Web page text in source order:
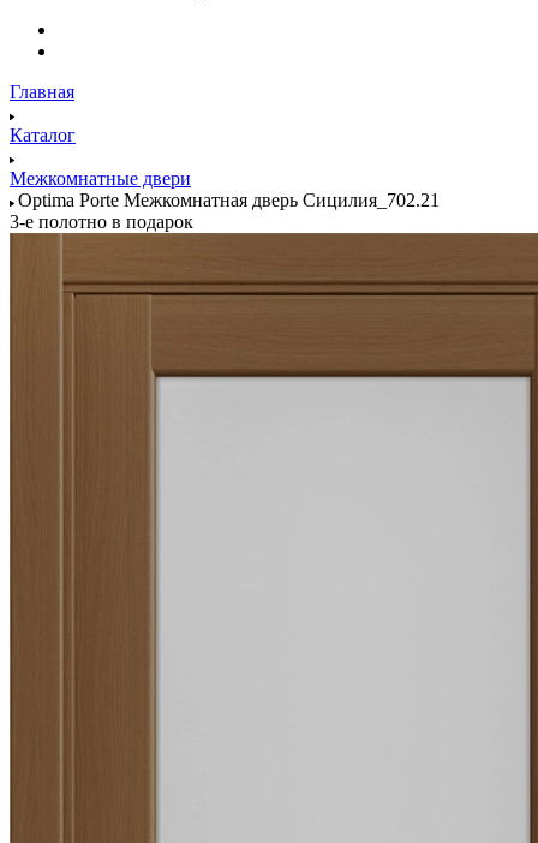
Главная
Каталог
Межкомнатные двери
Optima Porte Межкомнатная дверь Сицилия_702.21
3-е полотно в подарок